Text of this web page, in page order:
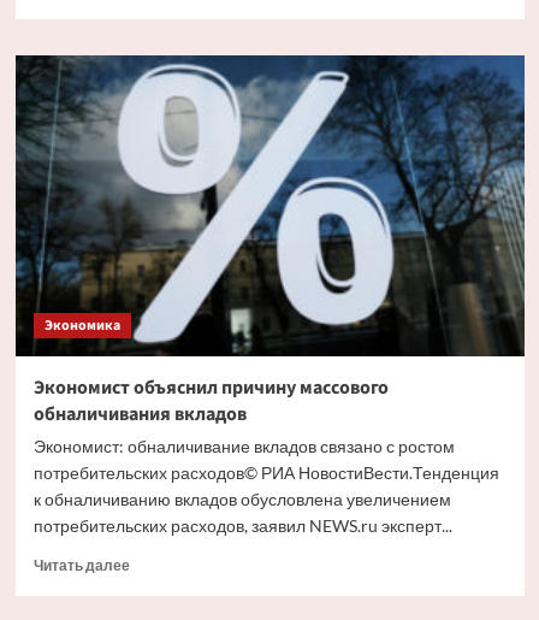
Путин
и
Костин
кредитование
крупных
проектов
Экономика
Экономист объяснил причину массового
обналичивания вкладов
Экономист: обналичивание вкладов связано с ростом
потребительских расходов© РИА НовостиВести.Тенденция
к обналичиванию вкладов обусловлена увеличением
потребительских расходов, заявил NEWS.ru эксперт...
Читать далееПрочитать